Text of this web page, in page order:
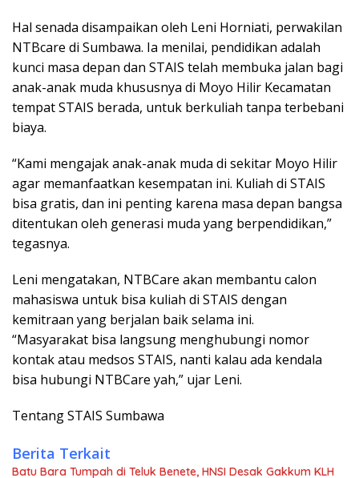
Hal senada disampaikan oleh Leni Horniati, perwakilan
NTBcare di Sumbawa. Ia menilai, pendidikan adalah
kunci masa depan dan STAIS telah membuka jalan bagi
anak-anak muda khususnya di Moyo Hilir Kecamatan
tempat STAIS berada, untuk berkuliah tanpa terbebani
biaya.
“Kami mengajak anak-anak muda di sekitar Moyo Hilir
agar memanfaatkan kesempatan ini. Kuliah di STAIS
bisa gratis, dan ini penting karena masa depan bangsa
ditentukan oleh generasi muda yang berpendidikan,”
tegasnya.
Leni mengatakan, NTBCare akan membantu calon
mahasiswa untuk bisa kuliah di STAIS dengan
kemitraan yang berjalan baik selama ini.
“Masyarakat bisa langsung menghubungi nomor
kontak atau medsos STAIS, nanti kalau ada kendala
bisa hubungi NTBCare yah,” ujar Leni.
Tentang STAIS Sumbawa
Berita Terkait
Batu Bara Tumpah di Teluk Benete, HNSI Desak Gakkum KLH